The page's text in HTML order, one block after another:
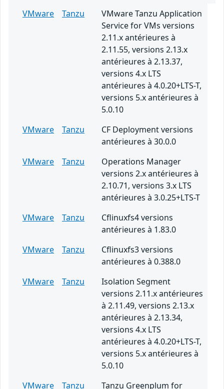
VMware Tanzu
VMware Tanzu Application
Service for VMs versions
2.11.x antérieures à
2.11.55, versions 2.13.x
antérieures à 2.13.37,
versions 4.x LTS
antérieures à 4.0.20+LTS-T,
versions 5.x antérieures à
5.0.10
VMware
Tanzu
CF Deployment versions
antérieures à 30.0.0
VMware
Tanzu
Operations Manager
versions 2.x antérieures à
2.10.71, versions 3.x LTS
antérieures à 3.0.25+LTS-T
VMware
Tanzu
Cflinuxfs4 versions
antérieures à 1.83.0
VMware
Tanzu
Cflinuxfs3 versions
antérieures à 0.388.0
VMware
Tanzu
Isolation Segment
versions 2.11.x antérieures
à 2.11.49, versions 2.13.x
antérieures à 2.13.34,
versions 4.x LTS
antérieures à 4.0.20+LTS-T,
versions 5.x antérieures à
5.0.10
VMware
Tanzu Tanzu Greenplum for